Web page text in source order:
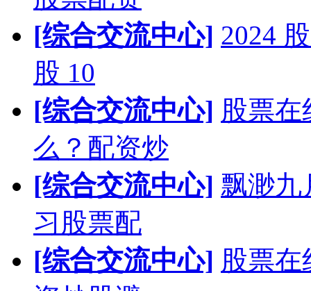
[综合交流中心] 2024
股 10
[综合交流中心] 股票
么？配资炒
[综合交流中心] 飘渺九
习股票配
[综合交流中心] 股票